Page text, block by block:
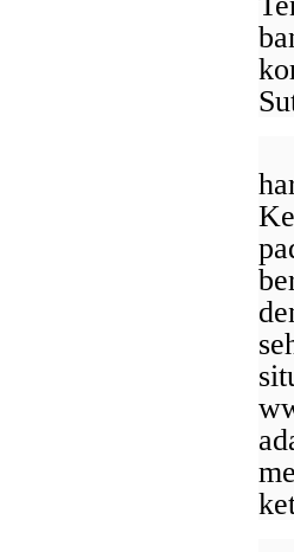
Perkuat Sinergi Antar
Tbk (Bank Jatim) terus